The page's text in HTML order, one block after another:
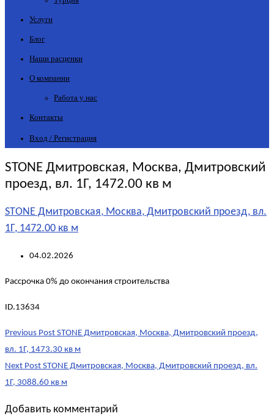
Услуги
Блог
Наши расценки
О компании
Работа у нас
Контакты
Вход / Регистрация
STONE Дмитровская, Москва, Дмитровский
проезд, вл. 1Г, 1472.00 кв м
STONE Дмитровская, Москва, Дмитровский проезд, вл.
1Г, 1472.00 кв м
04.02.2026
Рассрочка 0% до окончания строительства
ID.13634
Post
navigation
Previous Post STONE Дмитровская, Москва, Дмитровский проезд,
вл. 1Г, 1473.30 кв м
Next Post STONE Дмитровская, Москва, Дмитровский проезд, вл.
1Г, 3088.60 кв м
Добавить комментарий